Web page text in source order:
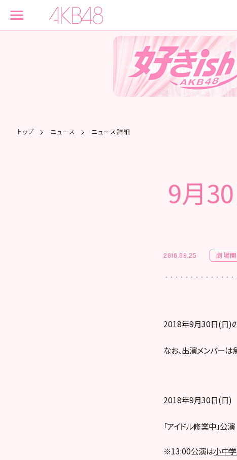
トップ ニュース ニュース詳細
9月
2018.09.25 劇場
2018年9月30日(日)の
なお、出演メンバーは
2018年9月30日(日)
「アイドル修業中」
※13:00公演は小中